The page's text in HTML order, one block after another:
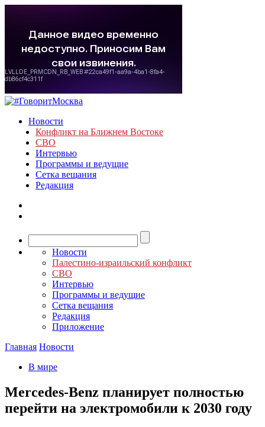
Новости
Конфликт на Ближнем Востоке
СВО
Интервью
Программы и ведущие
Сетка вещания
Редакция
Новости
Палестино-израильский конфликт
СВО
Интервью
Программы и ведущие
Сетка вещания
Редакция
Приложение
Главная Новости
В мире
Mercedes-Benz планирует полностью
перейти на электромобили к 2030 году